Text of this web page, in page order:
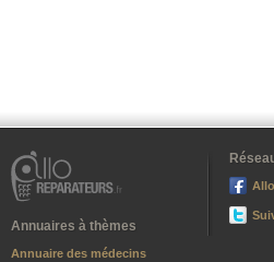
Annuaires à thèmes
Annuaire des médecins